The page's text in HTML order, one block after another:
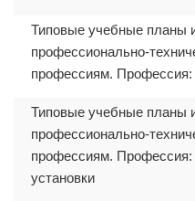
Типовые учебные планы
профессионально-
профессиям. Профессия:
Типовые учебные планы
профессионально-
профессиям.
установки